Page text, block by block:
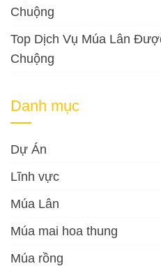
Chuộng
Top Dịch Vụ Múa Lân
Chuộng
Danh mục
Dự Án
Lĩnh vực
Múa Lân
Múa mai hoa thung
Múa rồng